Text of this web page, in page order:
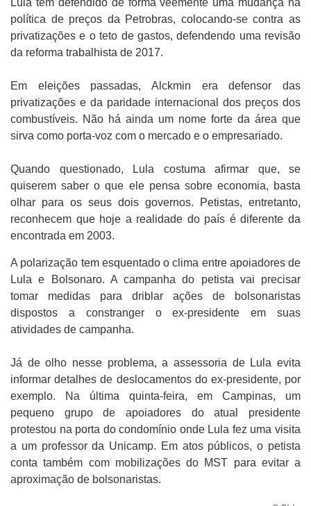
política de preços da Petrobras, colocando-se contra as
privatizações e o teto de gastos, defendendo uma revisão
da reforma trabalhista de 2017.
Em eleições passadas, Alckmin era defensor das
privatizações e da paridade internacional dos preços dos
combustíveis. Não há ainda um nome forte da área que
sirva como porta-voz com o mercado e o empresariado.
Quando questionado, Lula costuma afirmar que, se
quiserem saber o que ele pensa sobre economia, basta
olhar para os seus dois governos. Petistas, entretanto,
reconhecem que hoje a realidade do país é diferente da
encontrada em 2003.
A polarização tem esquentado o clima entre apoiadores de
Lula e Bolsonaro. A campanha do petista vai precisar
tomar medidas para driblar ações de bolsonaristas
dispostos a constranger o ex-presidente em suas
atividades de campanha.
Já de olho nesse problema, a assessoria de Lula evita
informar detalhes de deslocamentos do ex-presidente, por
exemplo. Na última quinta-feira, em Campinas, um
pequeno grupo de apoiadores do atual presidente
protestou na porta do condomínio onde Lula fez uma visita
a um professor da Unicamp. Em atos públicos, o petista
conta também com mobilizações do MST para evitar a
aproximação de bolsonaristas.